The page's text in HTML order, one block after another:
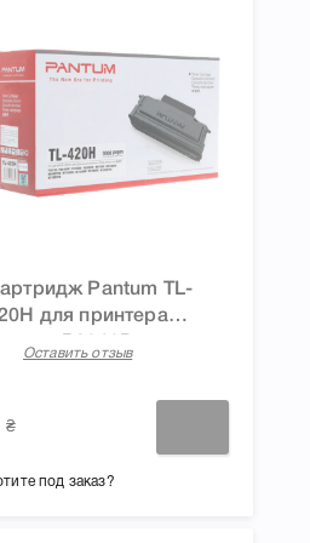
Pantum TL-
для принтера
P3010D,
M6700D,
M6800FDW,
M7100DW,
M7200FDW
Оставить отзыв
₴
под заказ?